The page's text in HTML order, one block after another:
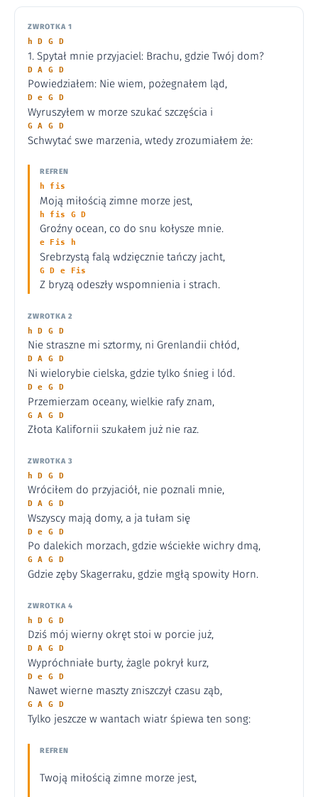
ZWROTKA 1
h D G D
1. Spytał mnie przyjaciel: Brachu, gdzie Twój dom?
D A G D
Powiedziałem: Nie wiem, pożegnałem ląd,
D e G D
Wyruszyłem w morze szukać szczęścia i
G A G D
Schwytać swe marzenia, wtedy zrozumiałem że:
REFREN
h fis
Moją miłością zimne morze jest,
h fis G D
Groźny ocean, co do snu kołysze mnie.
e Fis h
Srebrzystą falą wdzięcznie tańczy jacht,
G D e Fis
Z bryzą odeszły wspomnienia i strach.
ZWROTKA 2
h D G D
Nie straszne mi sztormy, ni Grenlandii chłód,
D A G D
Ni wielorybie cielska, gdzie tylko śnieg i lód.
D e G D
Przemierzam oceany, wielkie rafy znam,
G A G D
Złota Kalifornii szukałem już nie raz.
ZWROTKA 3
h D G D
Wróciłem do przyjaciół, nie poznali mnie,
D A G D
Wszyscy mają domy, a ja tułam się
D e G D
Po dalekich morzach, gdzie wściekłe wichry dmą,
G A G D
Gdzie zęby Skagerraku, gdzie mgłą spowity Horn.
ZWROTKA 4
h D G D
Dziś mój wierny okręt stoi w porcie już,
D A G D
Wypróchniałe burty, żagle pokrył kurz,
D e G D
Nawet wierne maszty zniszczył czasu ząb,
G A G D
Tylko jeszcze w wantach wiatr śpiewa ten song:
REFREN
Twoją miłością zimne morze jest,